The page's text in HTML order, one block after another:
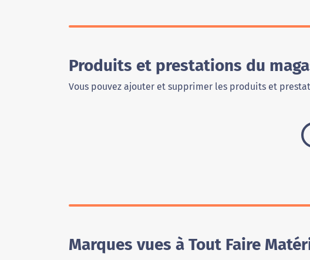
Produits et prestations du
Vous pouvez ajouter et supprimer les produits et
Marques vues à Tout Faire